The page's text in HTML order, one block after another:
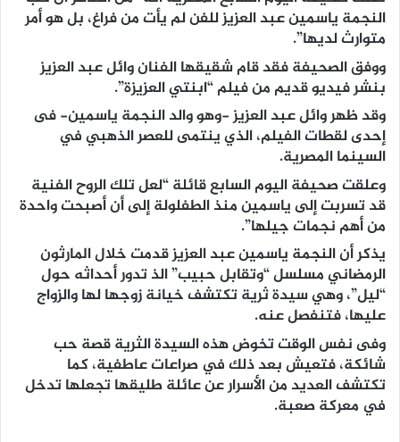
النجمة ياسمين عبد العزيز للفن لم يأت من فراغ، بل هو أمر
متوارث لديها”.
ووفق الصحيفة فقد قام شقيقها الفنان وائل عبد العزيز
بنشر فيديو قديم من فيلم “ابنتي العزيزة”.
وقد ظهر وائل عبد العزيز -وهو والد النجمة ياسمين- فى
إحدى لقطات الفيلم، الذي ينتمى للعصر الذهبي في
السينما المصرية.
وعلقت صحيفة اليوم السابع قائلة “لعل تلك الروح الفنية
قد تسربت إلى ياسمين منذ الطفلولة إلى أن أصبحت واحدة
من أهم نجمات جيلها”.
يذكر أن النجمة ياسمين عبد العزيز قدمت خلال المارثون
الرمضاني مسلسل “وتقابل حبيب” الذ تدور أحداثه حول
“ليل”، وهي سيدة ثرية تكتشف خيانة زوجها لها والزواج
عليها، فتنفصل عنه.
وفى نفس الوقت تخوض هذه السيدة الثرية قصة حب
شائكة، فتعيش بعد ذلك في صراعات عاطفية، كما
تكتشف العديد من الأسرار عن عائلة طليقها تجعلها تدخل
في معركة صعبة.